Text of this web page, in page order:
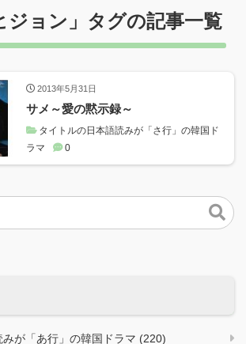
ジョン 」タグの記事一覧
2013年5月31日
サメ～愛の黙示録～
タイトルの日本語読みが「さ行」の韓国ド
ラマ
0
みが「あ行」の韓国ドラマ (220)